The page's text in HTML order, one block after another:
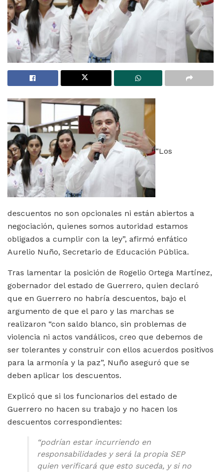
“Los
descuentos no son opcionales ni están abiertos a
negociación, quienes somos autoridad estamos
obligados a cumplir con la ley”, afirmó enfático
Aurelio Nuño, Secretario de Educación Pública.
Tras lamentar la posición de Rogelio Ortega Martínez,
gobernador del estado de Guerrero, quien declaró
que en Guerrero no habría descuentos, bajo el
argumento de que el paro y las marchas se
realizaron “con saldo blanco, sin problemas de
violencia ni actos vandálicos, creo que debemos de
ser tolerantes y construir con ellos acuerdos positivos
para la armonía y la paz”, Nuño aseguró que se
deben aplicar los descuentos.
Explicó que si los funcionarios del estado de
Guerrero no hacen su trabajo y no hacen los
descuentos correspondientes:
“podrían estar incurriendo en
responsabilidades y será la propia SEP
quien verificará que esto suceda, y si no